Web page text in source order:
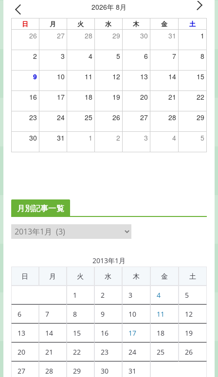
2026年 8月
日 月 火 水 木 金 土
26 27 28 29 30 31 1
2 3 4 5 6 7 8
9 10 11 12 13 14 15
16 17 18 19 20 21 22
23 24 25 26 27 28 29
30 31 1 2 3 4 5
月別記事一覧
月
別
事
2013年1月
日
月 火 水 木 金 土
1 2 3 4 5
6 7 8 9 10 11 12
13 14 15 16 17 18 19
20 21 22 23 24 25 26
27 28 29 30 31